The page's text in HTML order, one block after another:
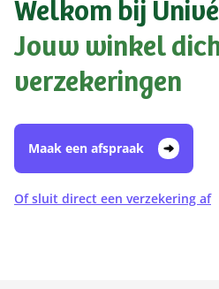
Welkom bij
Jouw winkel
verzekeringen
Maak een afspraak
Of sluit direct een verzekering af